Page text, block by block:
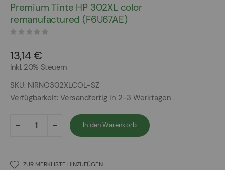
der
Bildergalerie
springen
Premium Tinte HP 302XL color
remanufactured (F6U67AE)
13,14 €
Inkl. 20% Steuern
SKU NIRNO302XLCOL-SZ
Verfügbarkeit: Versandfertig in 2-3 Werktagen
In den Warenkorb
ZUR MERKLISTE HINZUFÜGEN